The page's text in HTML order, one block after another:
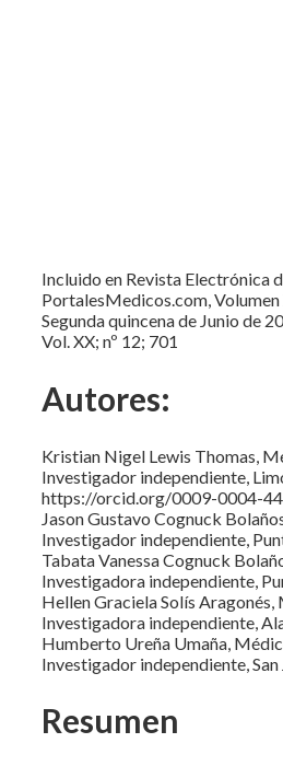
Incluido en Revista Electrónica
PortalesMedicos.com, Volumen
Segunda quincena de Junio de
Vol. XX; nº 12; 701
Autores:
Kristian Nigel Lewis Thomas,
Investigador independiente,
https://orcid.org/0009-0004-
Jason Gustavo Cognuck
Investigador independiente,
Tabata Vanessa Cognuck
Investigadora independiente,
Hellen Graciela Solís Aragonés,
Investigadora independiente,
Humberto Ureña Umaña,
Investigador independiente, San
Resumen